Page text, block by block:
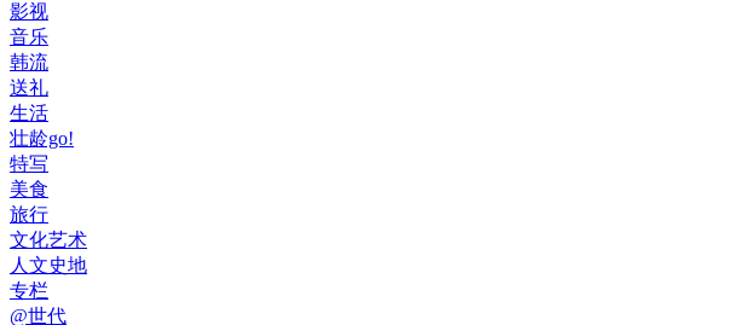
影视
音乐
韩流
送礼
生活
壮龄go!
特写
美食
旅行
文化艺术
人文史地
专栏
@世代